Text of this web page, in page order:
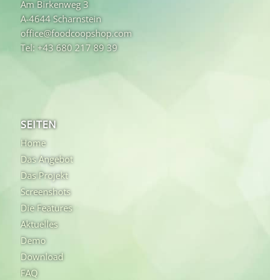
Am Birkenweg 3
A-4644 Scharnstein
office@foodcoopshop.com
Tel: +43 680 217 89 39
SEITEN
Home
Das Angebot
Das Projekt
Screenshots
Die Features
Aktuelles
Demo
Download
FAQ